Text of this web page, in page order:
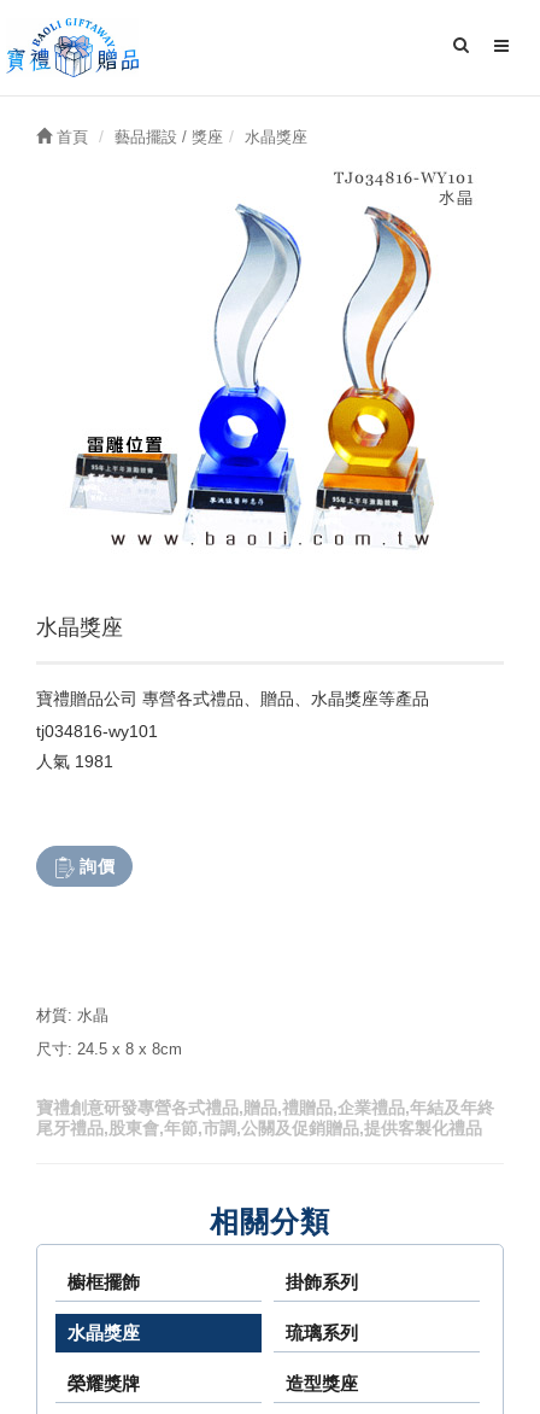
首頁 藝品擺設 / 獎座 水晶獎座
水晶獎座
寶禮贈品公司 專營各式禮品、贈品、水晶獎座等產品
tj034816-wy101
人氣 1981
詢價
材質: 水晶
尺寸: 24.5 x 8 x 8cm
寶禮創意研發專營各式禮品,贈品,禮贈品,企業禮品,年結及年終
尾牙禮品,股東會,年節,市調,公關及促銷贈品,提供客製化禮品
相關分類
櫥框擺飾 掛飾系列
水晶獎座 琉璃系列
榮耀獎牌 造型獎座